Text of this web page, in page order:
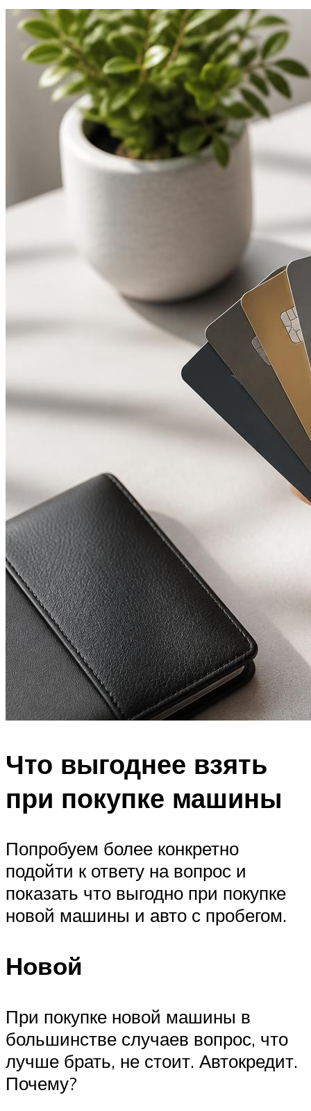
Что выгоднее взять
при покупке машины
Попробуем более конкретно
подойти к ответу на вопрос и
показать что выгодно при покупке
новой машины и авто с пробегом.
Новой
При покупке новой машины в
большинстве случаев вопрос, что
лучше брать, не стоит. Автокредит.
Почему?